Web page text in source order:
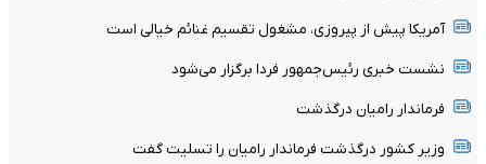
آمریکا پیش از پیروزی، مشغول تقسیم غنائم خیالی است
نشست خبری رئیس‌جمهور فردا برگزار می‌شود
فرماندار رامیان درگذشت
وزیر کشور درگذشت فرماندار رامیان را تسلیت گفت